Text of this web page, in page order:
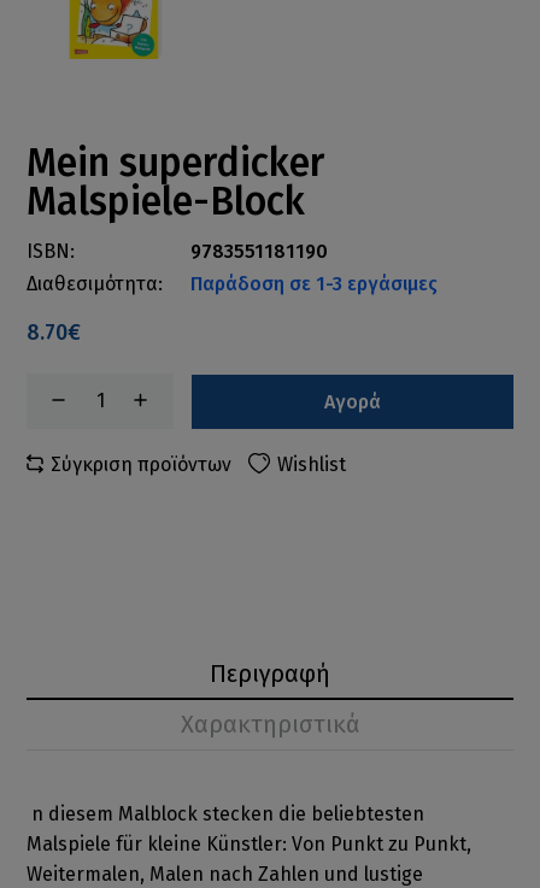
Mein superdicker
Malspiele-Block
ISBN:
9783551181190
Διαθεσιμότητα:
Παράδοση σε 1-3 εργάσιμες
8.70€
Αγορά
Σύγκριση προϊόντων Wishlist
Περιγραφή
Χαρακτηριστικά
n diesem Malblock stecken die beliebtesten
Malspiele für kleine Künstler: Von Punkt zu Punkt,
Weitermalen, Malen nach Zahlen und lustige